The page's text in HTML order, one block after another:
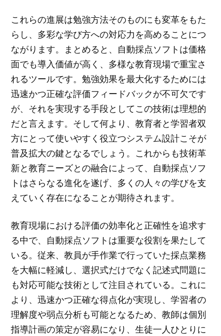
これらの進展は勉強方法そのものにも変革をもた
らし、多彩な学び方への対応力を高めることにつ
ながります。まとめると、自動採点ソフトは価格
面でも導入価値が高く、多様な教育現場で重宝さ
れるツールです。勉強効果を最大化するためには
迅速かつ正確な評価フィードバックが不可欠です
が、それを実現する手段としてこの技術は理想的
だと言えます。そして何より、教育者と学習者双
方にとって使いやすく役立つシステム設計こそが
普及拡大の鍵となるでしょう。これからも技術革
新と教育ニーズとの融合によって、自動採点ソフ
トはさらなる進化を遂げ、多くの人々の学びを支
えていく存在になることが期待されます。
教育現場における評価の効率化と正確性を追求す
る中で、自動採点ソフトは重要な役割を果たして
いる。従来、教員が手作業で行っていた採点業務
を大幅に軽減し、選択式だけでなく記述式問題に
も対応可能な技術として注目されている。これに
より、迅速かつ正確な得点化が実現し、学習者の
理解度や弱点分析も可能となるため、教師は個別
指導計画の策定が容易になり、生徒一人ひとりに